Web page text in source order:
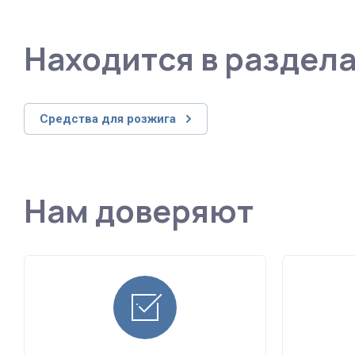
Находится в
Средства для розжига
Нам доверяют